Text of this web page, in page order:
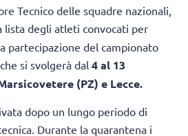
Tecnico delle squadre nazionali,
lista degli atleti convocati per
partecipazione del campionato
si svolgerà dal 4 al 13
(PZ) e Lecce.
dopo un lungo periodo di
Durante la quarantena i